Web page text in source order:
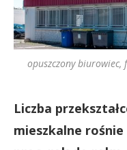
opuszczony
Liczba
mieszkalne